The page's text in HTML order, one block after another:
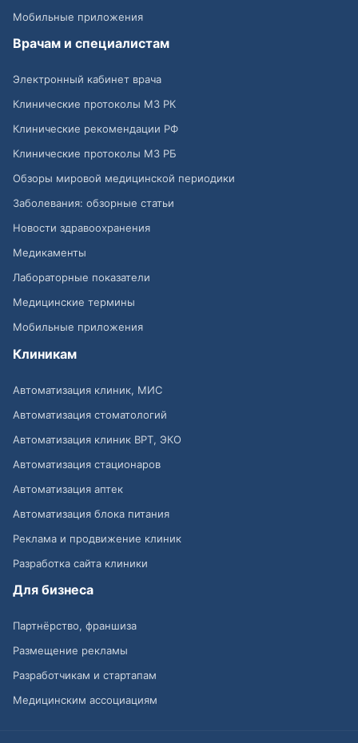
Мобильные приложения
Врачам и специалистам
Электронный кабинет врача
Клинические протоколы МЗ РК
Клинические рекомендации РФ
Клинические протоколы МЗ РБ
Обзоры мировой медицинской периодики
Заболевания: обзорные статьи
Новости здравоохранения
Медикаменты
Лабораторные показатели
Медицинские термины
Мобильные приложения
Клиникам
Автоматизация клиник, МИС
Автоматизация стоматологий
Автоматизация клиник ВРТ, ЭКО
Автоматизация стационаров
Автоматизация аптек
Автоматизация блока питания
Реклама и продвижение клиник
Разработка сайта клиники
Для бизнеса
Партнёрство, франшиза
Размещение рекламы
Разработчикам и стартапам
Медицинским ассоциациям